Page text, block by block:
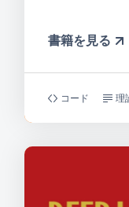
書籍を見る
コード 理